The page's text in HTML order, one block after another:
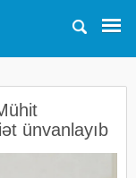
ünvanlayıb